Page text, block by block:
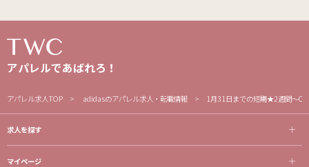
アパレルであばれろ！
アパレル求人TOP adidasのアパレル求人・転職情報 1月31日までの短期★2週間～
求人を探す
マイページ